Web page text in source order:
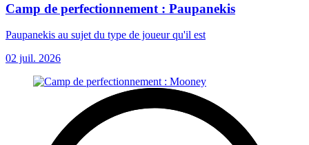
Camp de perfectionnement : Paupanekis
Paupanekis au sujet du type de joueur qu'il est
02 juil. 2026